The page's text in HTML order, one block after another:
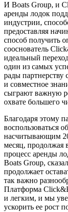
И Boats Group, и
аренды лодок
индустрии,
предоставляя
способ получить
сооснователь
идеальный
один из самых
рады партнерству
и совместное
сыграют важную
охвате большего
Благодаря этому
воспользоваться
насчитывающим
месяц, продолжая
процесс аренды
Boats Group,
продолжает
так важно
Платформа
и легким, и мы
ускорить ее рост